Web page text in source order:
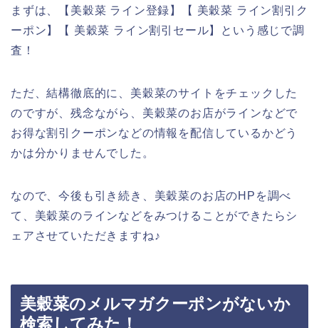
まずは、【美穀菜 ライン登録】【 美穀菜 ライン割引ク
ーポン】【 美穀菜 ライン割引セール】という感じで調
査！
ただ、結構徹底的に、美穀菜のサイトをチェックした
のですが、残念ながら、美穀菜のお店がラインなどで
お得な割引クーポンなどの情報を配信しているかどう
かは分かりませんでした。
なので、今後も引き続き、美穀菜のお店のHPを調べ
て、美穀菜のラインなどをみつけることができたらシ
ェアさせていただきますね♪
美穀菜のメルマガクーポンがないか
検索してみた！